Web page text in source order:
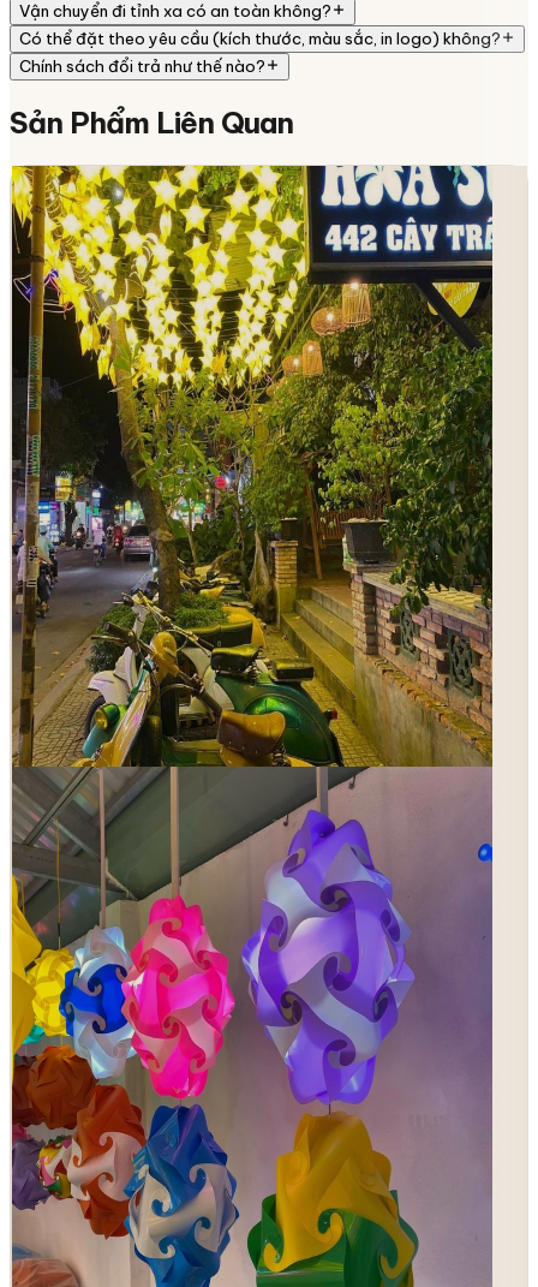
Vận chuyển đi tỉnh xa có an toàn không?
Có thể đặt theo yêu cầu (kích thước, màu sắc, in logo) không?
Chính sách đổi trả như thế nào?
Sản Phẩm Liên Quan